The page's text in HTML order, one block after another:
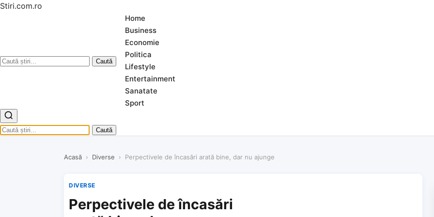
Stiri.com.ro
Caută
Home
Business
Economie
Politica
Lifestyle
Entertainment
Sanatate
Sport
Caută
Acasă › Diverse › Perpectivele de încasări arată bine, dar nu ajunge
DIVERSE
Perpectivele de încasări